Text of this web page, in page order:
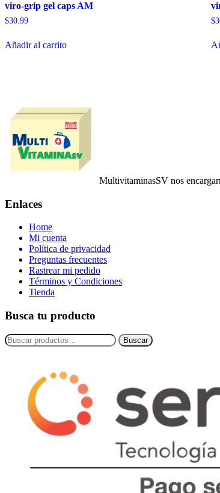
viro-grip gel caps AM
$30.99
Añadir al carrito
$
MultivitaminasSV nos
Enlaces
Home
Mi cuenta
Política de privacidad
Preguntas frecuentes
Rastrear mi pedido
Términos y Condiciones
Tienda
Busca tu producto
Buscar
por:
Buscar